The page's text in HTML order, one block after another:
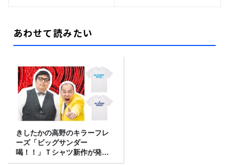
あわせて読みたい
きしたかの高野のキラーフレ
ーズ「ビッグサンダー
喝！！」Ｔシャツ新作が発売
決定！